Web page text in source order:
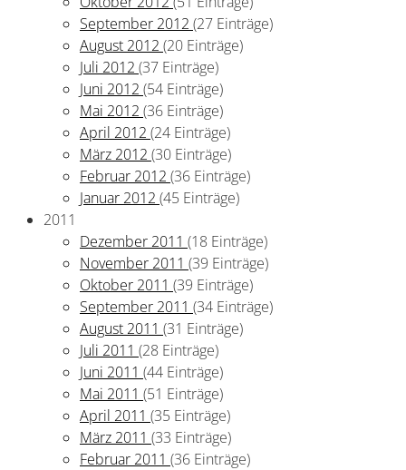
September 2012 (27 Einträge)
August 2012 (20 Einträge)
Juli 2012 (37 Einträge)
Juni 2012 (54 Einträge)
Mai 2012 (36 Einträge)
April 2012 (24 Einträge)
März 2012 (30 Einträge)
Februar 2012 (36 Einträge)
Januar 2012 (45 Einträge)
2011
Dezember 2011 (18 Einträge)
November 2011 (39 Einträge)
Oktober 2011 (39 Einträge)
September 2011 (34 Einträge)
August 2011 (31 Einträge)
Juli 2011 (28 Einträge)
Juni 2011 (44 Einträge)
Mai 2011 (51 Einträge)
April 2011 (35 Einträge)
März 2011 (33 Einträge)
Februar 2011 (36 Einträge)